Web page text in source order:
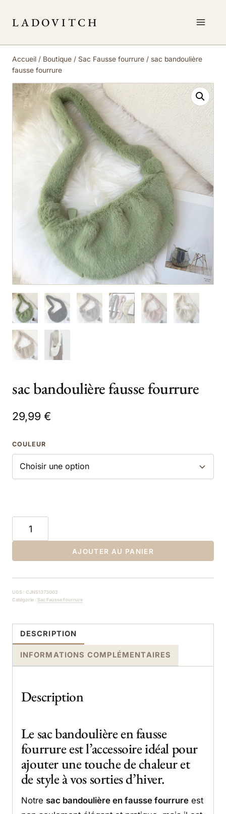
LADOVITCH
Accueil / Boutique / Sac Fausse fourrure / sac bandoulière
fausse fourrure
sac bandoulière fausse fourrure
29,99 €
COULEUR
bandoulière
fausse
fourrure
AJOUTER AU PANIER
UGS : CJNS1373002
Catégorie : Sac Fausse fourrure
DESCRIPTION
INFORMATIONS COMPLÉMENTAIRES
Description
Le sac bandoulière en fausse
fourrure est l’accessoire idéal pour
ajouter une touche de chaleur et
de style à vos sorties d’hiver.
Notre sac bandoulière en fausse fourrureest